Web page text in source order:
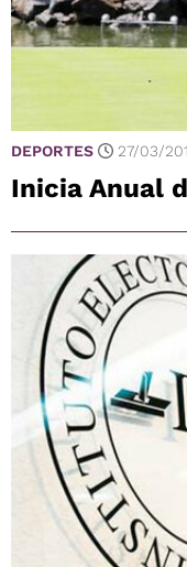
DEPORTES 27/03/
Inicia Anual